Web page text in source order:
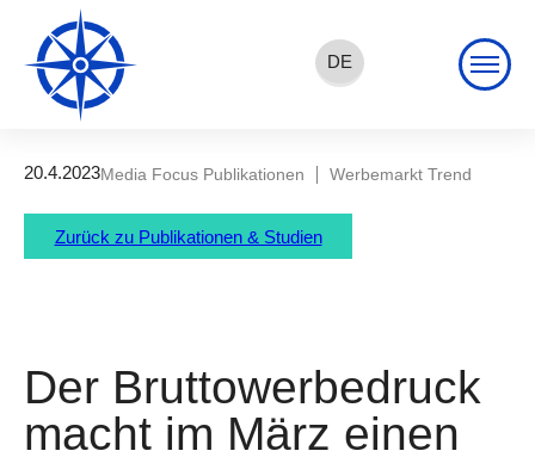
DE
20.4.2023Media Focus Publikationen Werbemarkt Trend
Zurück zu Publikationen & Studien
Der Bruttowerbedruck
macht im März einen